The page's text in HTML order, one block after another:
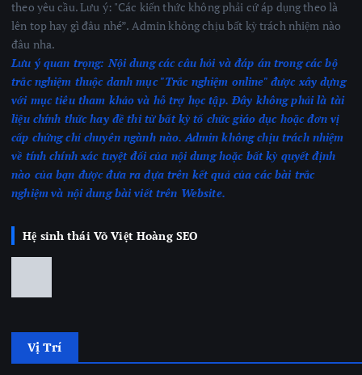
theo yêu cầu. Lưu ý: "Các kiến thức không phải cứ áp dụng theo là
lên top hay gì đâu nhé”. Admin không chịu bất kỳ trách nhiệm nào
đâu nha.
Lưu ý quan trọng: Nội dung các câu hỏi và đáp án trong các bộ
trắc nghiệm thuộc danh mục "Trắc nghiệm online" được xây dựng
với mục tiêu tham khảo và hỗ trợ học tập. Đây không phải là tài
liệu chính thức hay đề thi từ bất kỳ tổ chức giáo dục hoặc đơn vị
cấp chứng chỉ chuyên ngành nào. Admin không chịu trách nhiệm
về tính chính xác tuyệt đối của nội dung hoặc bất kỳ quyết định
nào của bạn được đưa ra dựa trên kết quả của các bài trắc
nghiệmvà nội dung bài viết trên Website.
Hệ sinh thái Võ Việt Hoàng SEO
Vị Trí